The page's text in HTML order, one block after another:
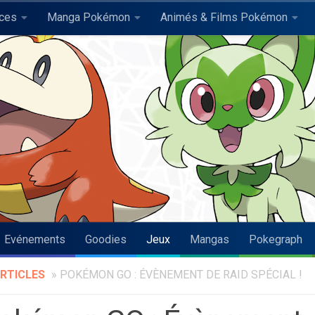
Manga Pokémon Animés & Films Pokémon
Evénements Goodies Jeux Mangas Pokegraph
» POKÉMON GO : ÉVÈNEMENT DE RAID SPÉCIAL !